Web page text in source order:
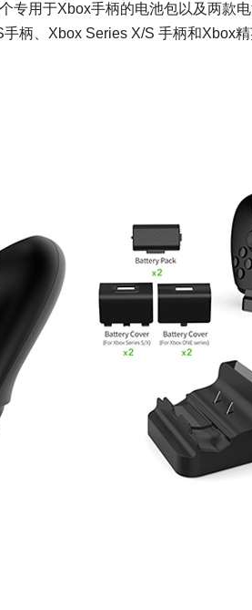
专用于Xbox手柄的电池包以及两款电
柄、Xbox Series X/S 手柄和Xbox精